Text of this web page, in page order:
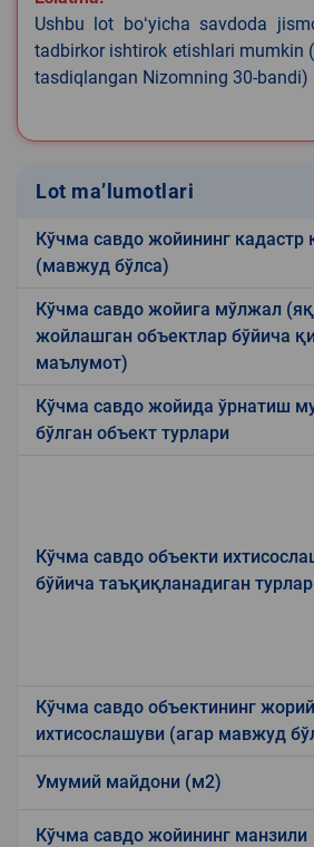
Ushbu lot boʻyicha savdoda
tadbirkor ishtirok etishlari mumkin
tasdiqlangan Nizomning 30-bandi)
Lot ma’lumotlari
Кўчма савдо жойининг кадастр
(мавжуд бўлса)
Кўчма савдо жойига мўлжал
жойлашган объектлар бўйича
маълумот)
Кўчма савдо жойида ўрнатиш
бўлган объект турлари
Кўчма савдо объекти
бўйича таъқиқланадиган турлар
Кўчма савдо объектининг жорий
ихтисослашуви (агар мавжуд
Умумий майдони (м2)
Кўчма савдо жойининг манзили